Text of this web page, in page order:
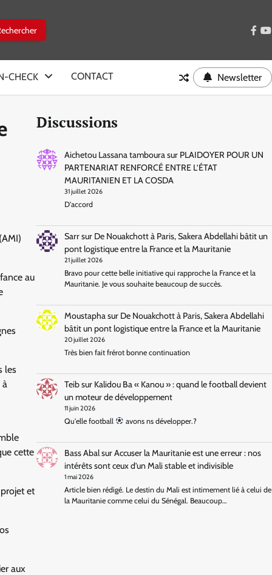
CHECK CONTACT Newsletter
au
les
à
cette
et
aux
Discussions
Aichetou Lassana tambourasur PLAIDOYER POUR UN
PARTENARIAT RENFORCÉ ENTRE L’ÉTAT
MAURITANIEN ET LA COSDA
31 juillet 2026
D'accord
Sarrsur De Nouakchott à Paris, Sakera Abdellahi bâtit un
pont logistique entre la France et la Mauritanie
21 juillet 2026
Bravo pour cette belle initiative qui rapproche la France et la
Mauritanie. Je vous souhaite beaucoup de succès.
Moustaphasur De Nouakchott à Paris, Sakera Abdellahi
bâtit un pont logistique entre la France et la Mauritanie
20 juillet 2026
Très bien fait frérot bonne continuation
Teibsur Kalidou Ba « Kanou » : quand le football devient
un moteur de développement
11 juin 2026
Qu'elle football avons ns développer.?
Bass AbalsurAccuser la Mauritanie est une erreur : nos
intérêts sont ceux d’un Mali stable et indivisible
1 mai 2026
Article bien rédigé. Le destin du Mali est intimement lié à celui de
la Mauritanie comme celui du Sénégal. Beaucoup…